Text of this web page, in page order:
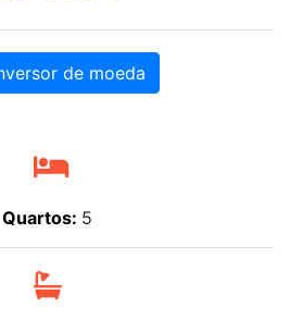
de moeda
Quartos: 5